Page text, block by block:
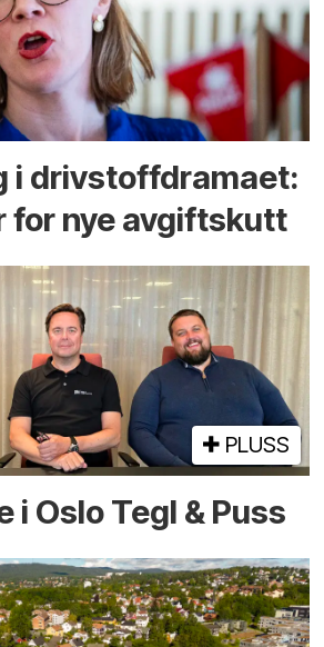
i drivstoffdramaet:
for nye avgiftskutt
PLUSS
i Oslo Tegl & Puss